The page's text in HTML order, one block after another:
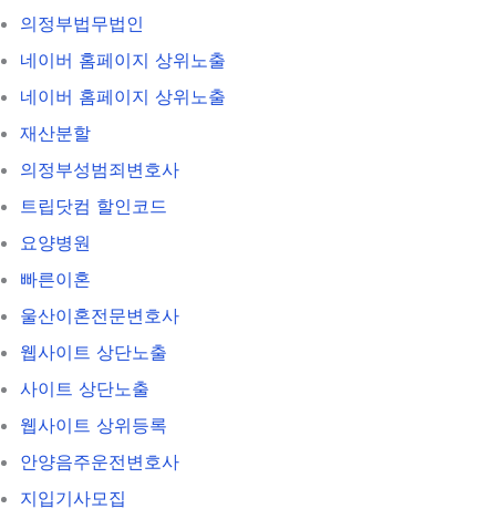
의정부법무법인
네이버 홈페이지 상위노출
네이버 홈페이지 상위노출
재산분할
의정부성범죄변호사
트립닷컴 할인코드
요양병원
빠른이혼
울산이혼전문변호사
웹사이트 상단노출
사이트 상단노출
웹사이트 상위등록
안양음주운전변호사
지입기사모집